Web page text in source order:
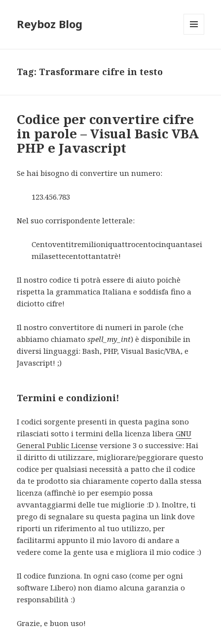
Reyboz Blog
Tag: Trasformare cifre in testo
Codice per convertire cifre
in parole – Visual Basic VBA
PHP e Javascript
Se hai bisogno di convertire un numero:
123.456.783
Nel suo corrispondente letterale:
Centoventitremilioniquattrocentocinquantasei
milasettecentottantatrè!
Il nostro codice ti potrà essere di aiuto poichè
rispetta la grammatica Italiana e soddisfa fino a
diciotto cifre!
Il nostro convertitore di numeri in parole (che
abbiamo chiamatospell_my_int) è disponibile in
diversi linguaggi: Bash, PHP, Visual Basic/VBA, e
Javascript! ;)
Termini e condizioni!
I codici sorgente presenti in questa pagina sono
rilasciati sotto i termini della licenza liberaGNU
General Public License versione 3 o successive: Hai
il diritto di utilizzare, migliorare/peggiorare questo
codice per qualsiasi necessità a patto che il codice
da te prodotto sia chiaramente coperto dalla stessa
licenza (affinchè io per esempio possa
avvantaggiarmi delle tue migliorie :D ). Inoltre, ti
prego di segnalare su questa pagina un link dove
riporti un riferimento al tuo utilizzo, per
facilitarmi appunto il mio lavoro di andare a
vedere come la gente usa e migliora il mio codice :)
Il codice funziona. In ogni caso (come per ogni
software Libero) non diamo alcuna garanzia o
responsabilità :)
Grazie, e buon uso!